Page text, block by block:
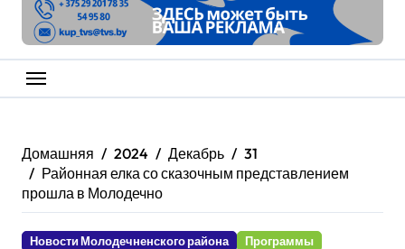
Домашняя 2024 Декабрь
31
Районная елка со сказочным представлением
прошла в Молодечно
Новости Молодечненского района Программы